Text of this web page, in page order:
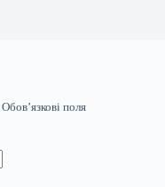
Обов’язкові поля